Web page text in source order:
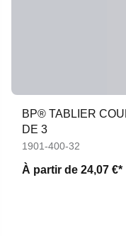
BP® TABLIER
DE 3
1901-400-32
À partir de 24,07 €*